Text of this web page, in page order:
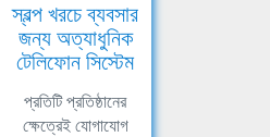
স্বল্প খরচে ব্যবসার
জন্য অত্যাধুনিক
টেলিফোন সিস্টেম
প্রতিটি প্রতিষ্ঠানের
ক্ষেত্রেই যোগাযোগ